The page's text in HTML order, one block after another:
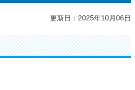
更新日：2025年10月06日